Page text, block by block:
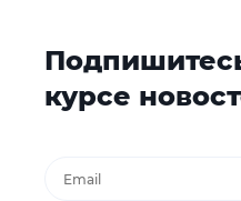
курсе